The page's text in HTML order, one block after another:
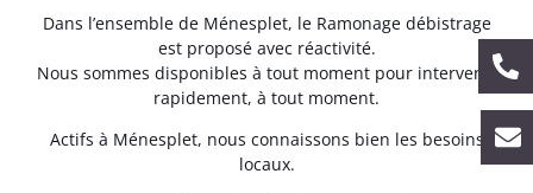
Dans l’ensemble de Ménesplet, le Ramonage débistrage
est proposé avec réactivité.
Nous sommes disponibles à tout moment pour intervenir
rapidement, à tout moment.
Actifs à Ménesplet, nous connaissons bien les besoins
locaux.